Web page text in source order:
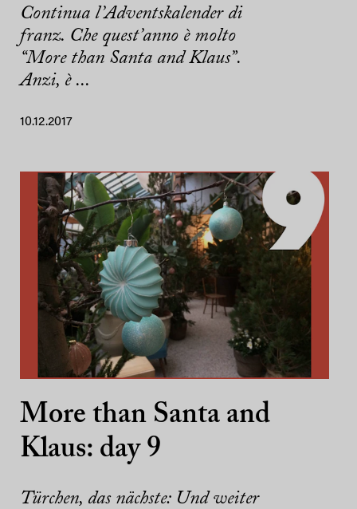
Continua l’Adventskalender di
franz. Che quest’anno è molto
“More than Santa and Klaus”.
Anzi, è ...
10.12.2017
More than Santa and
Klaus: day 9
Türchen, das nächste: Und weiter